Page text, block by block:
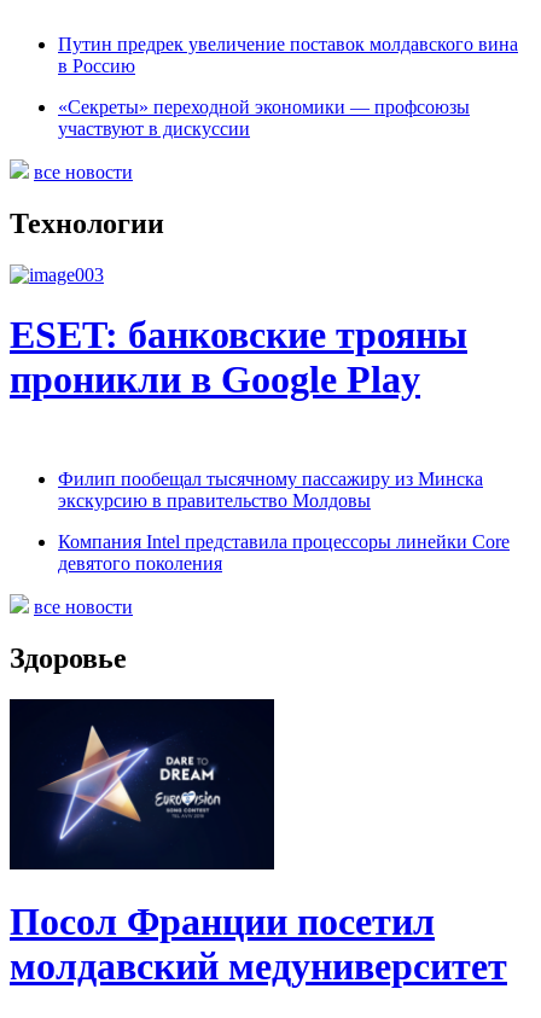
Путин предрек увеличение поставок молдавского вина
в Россию
«Секреты» переходной экономики — профсоюзы
участвуют в дискуссии
все новости
Технологии
ESET: банковские трояны
проникли в Google Play
Филип пообещал тысячному пассажиру из Минска
экскурсию в правительство Молдовы
Компания Intel представила процессоры линейки Core
девятого поколения
все новости
Здоровье
Посол Франции посетил
молдавский медуниверситет